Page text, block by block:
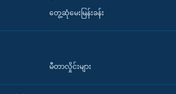
တွေ့ဆုံမေးမြန်းခန်း
မီတာလှိုင်းများ